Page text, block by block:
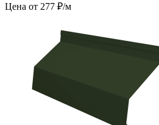
Цена от 277 ₽/м